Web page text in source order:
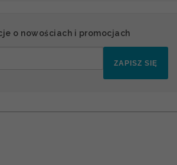
o nowościach i promocjach
ZAPISZ SIĘ